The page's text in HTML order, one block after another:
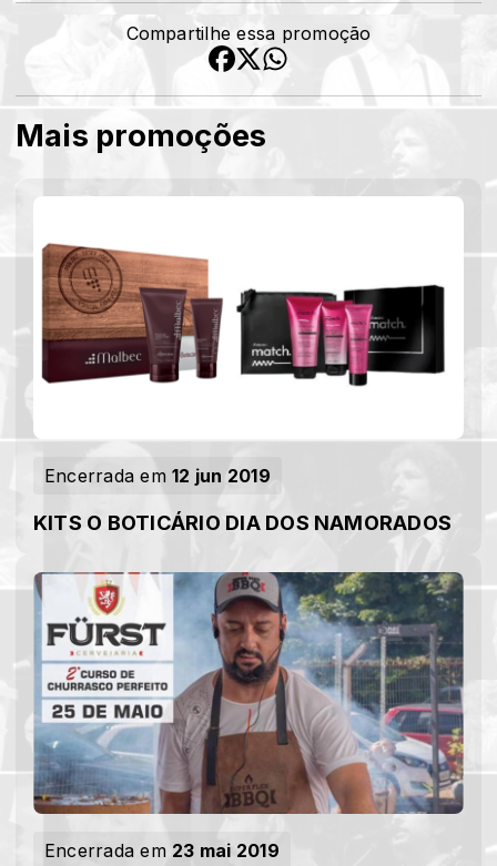
Compartilhe essa promoção
Mais promoções
Encerrada em12 jun 2019
KITS O BOTICÁRIO DIA DOS NAMORADOS
Encerrada em 23 mai 2019